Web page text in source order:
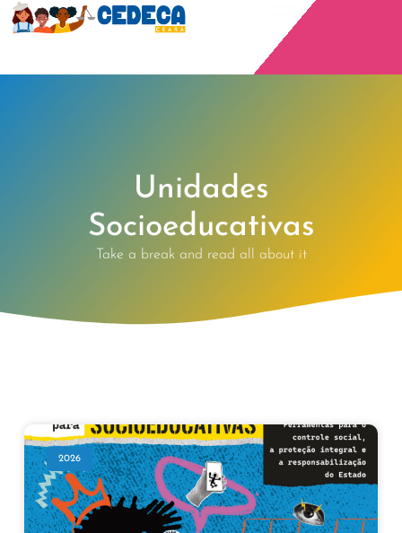
Unidades
Socioeducativas
Take a break and read all about it
2026